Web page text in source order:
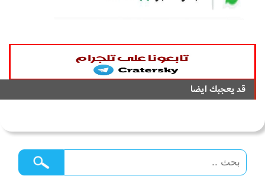
قد يعجبك ايضا